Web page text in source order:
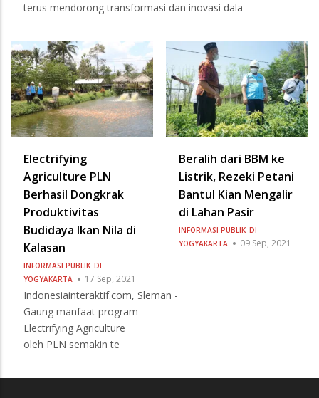
terus mendorong transformasi dan inovasi dala
Electrifying
Agriculture PLN
Berhasil Dongkrak
Produktivitas
Budidaya Ikan Nila di
Kalasan
INFORMASI PUBLIK DI
YOGYAKARTA
17 Sep, 2021
Indonesiainteraktif.com, Sleman -
Gaung manfaat program
Electrifying Agriculture
oleh PLN semakin te
Beralih dari BBM ke
Listrik, Rezeki Petani
Bantul Kian Mengalir
di Lahan Pasir
INFORMASI PUBLIK DI
YOGYAKARTA
09 Sep, 2021